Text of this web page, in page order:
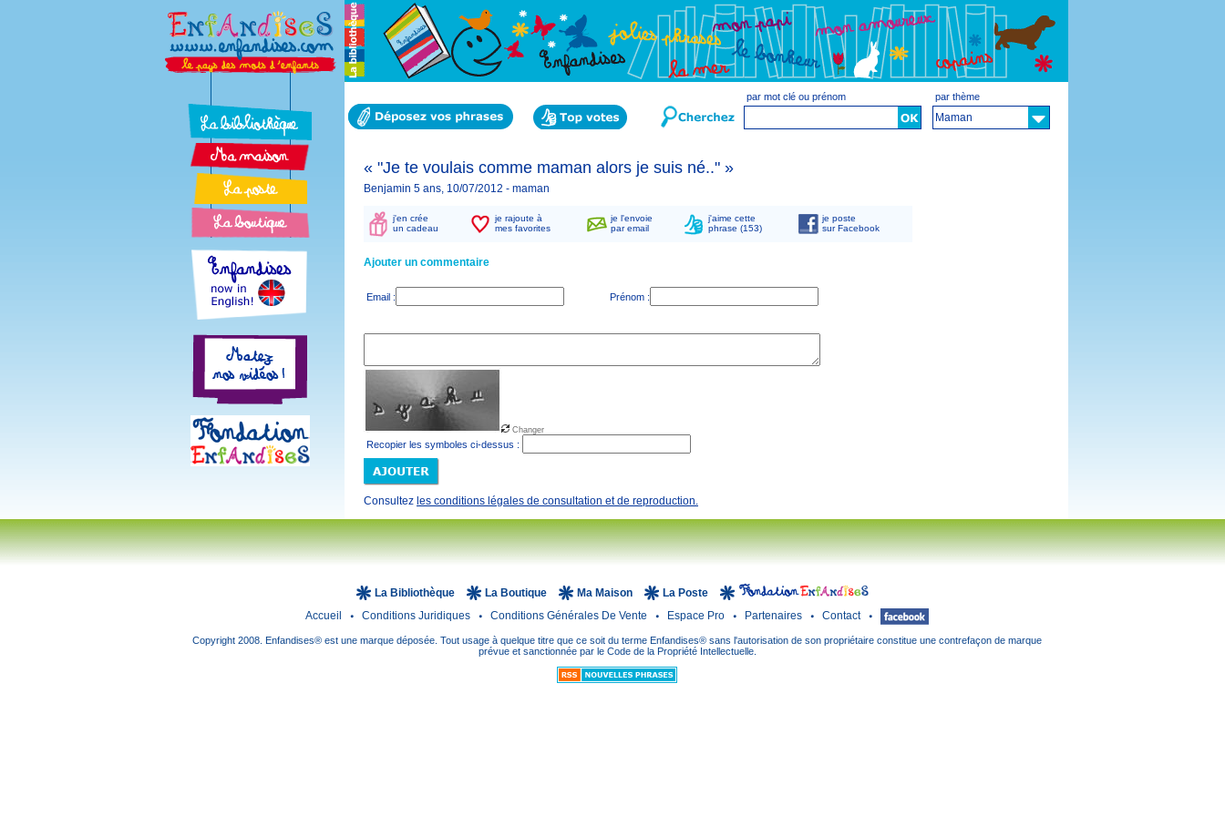
par mot clé ou prénom par thème
Maman
« "Je te voulais comme maman alors je suis né.." »
Benjamin 5 ans, 10/07/2012 - maman
j'en crée
un cadeau
je rajoute à
mes favorites
je l'envoie
par email
j'aime cette
phrase (153)
je poste
sur Facebook
Ajouter un commentaire
Email : Prénom :
Changer
Recopier les symboles ci-dessus :
Consultez les conditions légales de consultation et de reproduction.
La Bibliothèque La Boutique Ma Maison
La Poste
Accueil
Conditions Juridiques Conditions Générales De Vente Espace Pro Partenaires Contact
Copyright 2008. Enfandises® est une marque déposée. Tout usage à quelque titre que ce soit du terme Enfandises® sans l'autorisation de son propriétaire constitue une contrefaçon de marque
prévue et sanctionnée par le Code de la Propriété Intellectuelle.